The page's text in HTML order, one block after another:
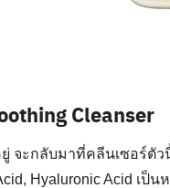
Cleanser
ยู่ จะกลับมาที่คลีนเซอร์ตั
Hyaluronic Acid เ